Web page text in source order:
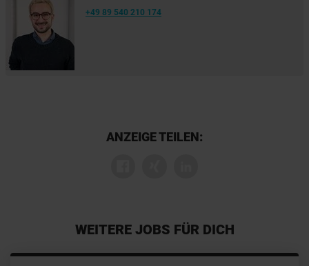
+49 89 540 210 174
ANZEIGE TEILEN:
WEITERE JOBS FÜR DICH